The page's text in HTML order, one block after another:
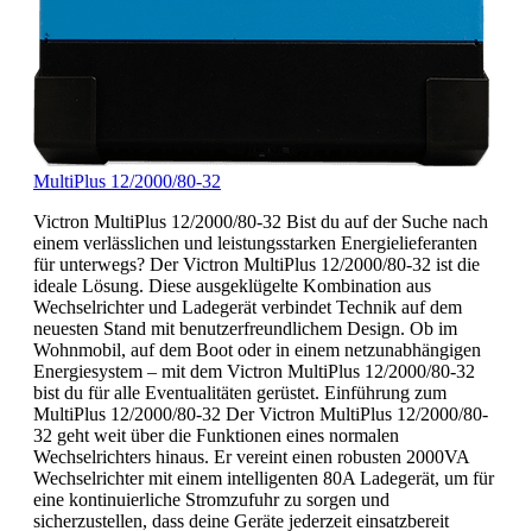
MultiPlus 12/2000/80-32
Victron MultiPlus 12/2000/80-32 Bist du auf der Suche nach
einem verlässlichen und leistungsstarken Energielieferanten
für unterwegs? Der Victron MultiPlus 12/2000/80-32 ist die
ideale Lösung. Diese ausgeklügelte Kombination aus
Wechselrichter und Ladegerät verbindet Technik auf dem
neuesten Stand mit benutzerfreundlichem Design. Ob im
Wohnmobil, auf dem Boot oder in einem netzunabhängigen
Energiesystem – mit dem Victron MultiPlus 12/2000/80-32
bist du für alle Eventualitäten gerüstet. Einführung zum
MultiPlus 12/2000/80-32 Der Victron MultiPlus 12/2000/80-
32 geht weit über die Funktionen eines normalen
Wechselrichters hinaus. Er vereint einen robusten 2000VA
Wechselrichter mit einem intelligenten 80A Ladegerät, um für
eine kontinuierliche Stromzufuhr zu sorgen und
sicherzustellen, dass deine Geräte jederzeit einsatzbereit